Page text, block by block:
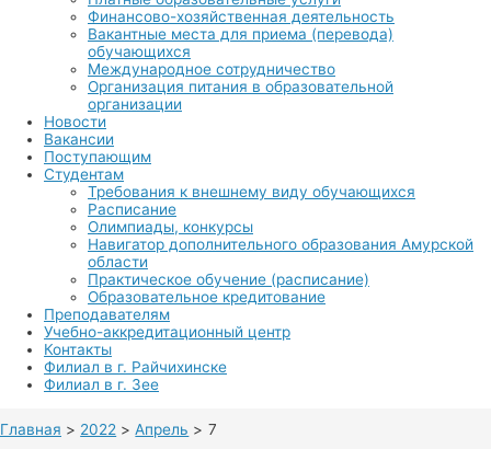
Финансово-хозяйственная деятельность
Вакантные места для приема (перевода)
обучающихся
Международное сотрудничество
Организация питания в образовательной
организации
Новости
Вакансии
Поступающим
Студентам
Требования к внешнему виду обучающихся
Расписание
Олимпиады, конкурсы
Навигатор дополнительного образования Амурской
области
Практическое обучение (расписание)
Образовательное кредитование
Преподавателям
Учебно-аккредитационный центр
Контакты
Филиал в г. Райчихинске
Филиал в г. Зее
Главная 2022 Апрель 7